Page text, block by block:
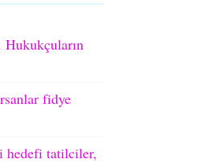
Hukukçuların
fidye
hedefi tatilciler,